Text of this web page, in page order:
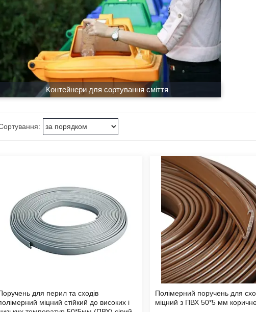
Контейнери для сортування сміття
для перил та сходів
міцний стійкий до високих і
Полімерний поручень для
міцний з ПВХ 50*5 мм